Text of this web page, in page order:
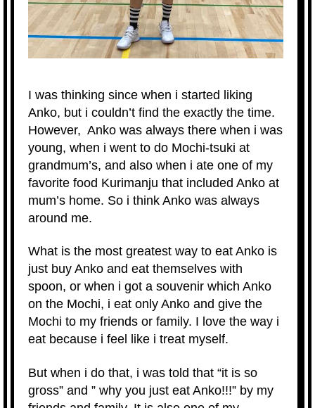
I was thinking since when i started liking
Anko, but i couldn’t find the exactly the time.
However, Anko was always there when i was
young, when i went to do Mochi-tsuki at
grandmum’s, and also when i ate one of my
favorite food Kurimanju that included Anko at
mum’s home. So i think Anko was always
around me.
What is the most greatest way to eat Anko is
just buy Anko and eat themselves with
spoon, or when i got a souvenir which Anko
on the Mochi, i eat only Anko and give the
Mochi to my friends or family. I love the way i
eat because i feel like i treat myself.
But when i do that, i was told that “it is so
gross” and ” why you just eat Anko!!!” by my